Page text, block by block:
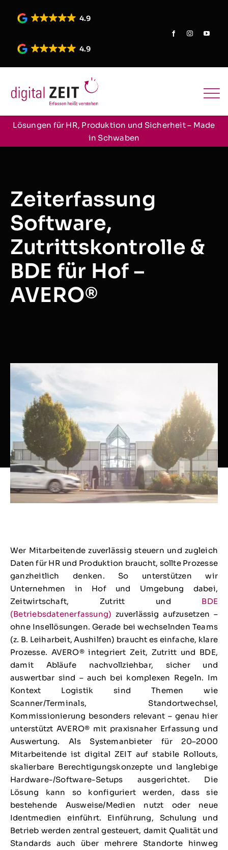
4.9
4.9
Lösungen für HR, Produktion und Sicherheit – Made
in Schwaben
Zeiterfassung
Software,
Zutrittskontrolle &
BDE für Hof –
AVERO®
Wer Mitarbeitende zuverlässig steuern und zugleich
Daten für HR und Produktion braucht, sollte Prozesse
ganzheitlich denken. So unterstützen wir
Unternehmen in Hof und Umgebung dabei,
Zeitwirtschaft, Zutritt und BDE
(Betriebsdatenerfassung) zuverlässig aufzusetzen –
ohne Insellösungen. Gerade bei wechselnden Teams
(z. B. Leiharbeit, Aushilfen) braucht es einfache, klare
Prozesse. AVERO® integriert Zeit, Zutritt und BDE,
damit Abläufe nachvollziehbar, sicher und
auswertbar sind – auch bei komplexen Regeln. Im
Kontext Logistik sind Themen wie
Scanner/Terminals, Standortwechsel,
Kommissionierung besonders relevant – genau hier
unterstützt AVERO® mit praxisnaher Erfassung und
Auswertung. Als Systemanbieter für 20–2000
Mitarbeitende ist digital ZEIT auf stabile Rollouts,
skalierbare Berechtigungskonzepte und langlebige
Hardware-/Software-Setups ausgerichtet. Die
Lösung kann so konfiguriert werden, dass sie
bestehende Ausweise/Medien nutzt oder neue
Identmedien einführt. Einführung, Schulung und
Betrieb werden zentral gesteuert, damit Qualität und
Standards auch über mehrere Standorte hinweg